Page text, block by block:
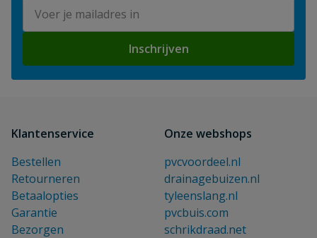
Inschrijven
Klantenservice
Bestellen
Retourneren
Betaalopties
Garantie
Bezorgen
Onze webshops
pvcvoordeel.nl
drainagebuizen.nl
tyleenslang.nl
pvcbuis.com
schrikdraad.net